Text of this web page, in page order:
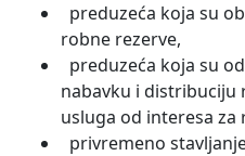
preduzeća koja su
robne rezerve,
preduzeća koja su
nabavku i distribuciju
usluga od interesa za
privremeno